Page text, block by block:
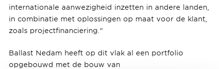
internationale aanwezigheid inzetten in andere landen,
in combinatie met oplossingen op maat voor de klant,
zoals projectfinanciering."
Ballast Nedam heeft op dit vlak al een portfolio
opgebouwd met de bouw van